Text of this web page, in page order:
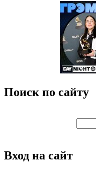
Поиск по сайту
Вход на сайт